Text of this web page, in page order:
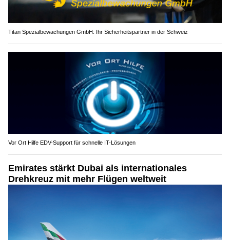
Titan Spezialbewachungen GmbH: Ihr Sicherheitspartner in der Schweiz
Vor Ort Hilfe EDV-Support für schnelle IT-Lösungen
Emirates stärkt Dubai als internationales
Drehkreuz mit mehr Flügen weltweit